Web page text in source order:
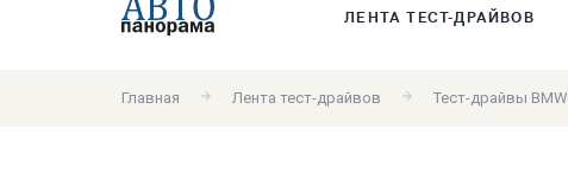
ЛЕНТА ТЕСТ-ДРАЙВОВ
Главная Лента тест-драйвов Тест-драйвы BMW